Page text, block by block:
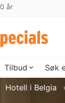
år
Tilbud Søk
Hotell i Belgia